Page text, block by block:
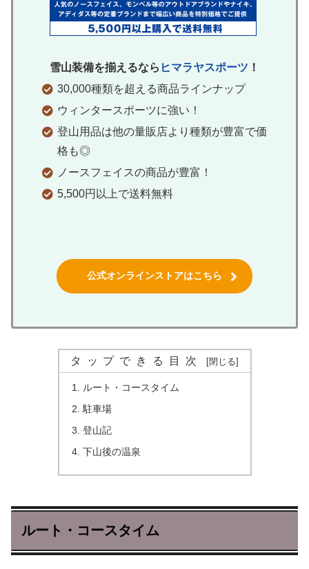
雪山装備を揃えるなら ヒマラヤスポーツ ！
30,000種類を超える商品ラインナップ
ウィンタースポーツに強い！
登山用品は他の量販店より種類が豊富で価
格も◎
ノースフェイスの商品が豊富！
5,500円以上で送料無料
公式オンラインストアはこちら
タップできる目次
ルート・コースタイム
駐車場
登山記
下山後の温泉
ルート・コースタイム